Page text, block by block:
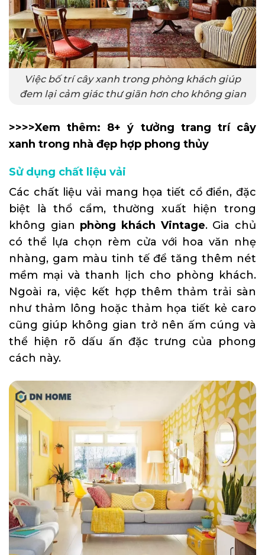
Việc bố trí cây xanh trong phòng khách giúp
đem lại cảm giác thư giãn hơn cho không gian
>>>>Xem thêm: 8+ ý tưởng trang trí cây
xanh trong nhà đẹp hợp phong thủy
Sử dụng chất liệu vải
Các chất liệu vải mang họa tiết cổ điển, đặc
biệt là thổ cẩm, thường xuất hiện trong
không gian phòng khách Vintage. Gia chủ
có thể lựa chọn rèm cửa với hoa văn nhẹ
nhàng, gam màu tinh tế để tăng thêm nét
mềm mại và thanh lịch cho phòng khách.
Ngoài ra, việc kết hợp thêm thảm trải sàn
như thảm lông hoặc thảm họa tiết kẻ caro
cũng giúp không gian trở nên ấm cúng và
thể hiện rõ dấu ấn đặc trưng của phong
cách này.